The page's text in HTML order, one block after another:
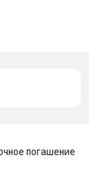
погашение